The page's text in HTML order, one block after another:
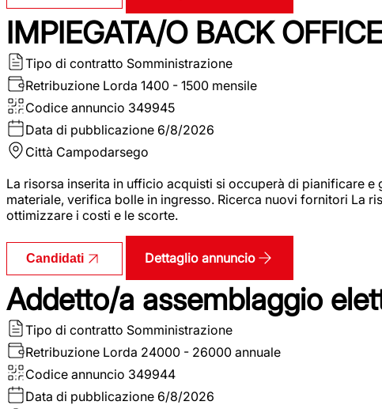
IMPIEGATA/O BACK
Tipo di contratto Somministrazione
Retribuzione Lorda 1400 - 1500 mensile
Codice annuncio 349945
Data di pubblicazione 6/8/2026
Città Campodarsego
La risorsa inserita in ufficio acquisti si occuperà di pianificare
materiale, verifica bolle in ingresso. Ricerca nuovi fornitori La
ottimizzare i costi e le scorte.
Candidati Dettaglio annuncio
Addetto/a assemblaggio
Tipo di contratto Somministrazione
Retribuzione Lorda 24000 - 26000 annuale
Codice annuncio 349944
Data di pubblicazione 6/8/2026